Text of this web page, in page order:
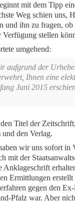
mit dem Tipp
Weg schien uns,
und ihn zu fragen, ob
Verfügung stellen
umgehend:
aufgrund der
Ihnen eine
Juni 2015
Titel der
und den Verlag.
wir uns sofort in
mit der
Anklageschrift
Ermittlungen
gegen den
Pfalz war. Aber